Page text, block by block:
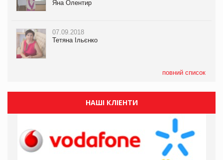
Яна Олентир
07.09.2018
Тетяна Ільєнко
повний список
НАШІ КЛІЕНТИ